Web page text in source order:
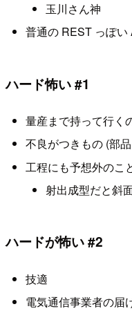
玉川さん神
普通の REST っぽい
ハード怖い #1
量産まで持って行く
不良がつきもの (部
工程にも予想外のこ
射出成型だと斜
ハードが怖い #2
技適
電気通信事業者の届